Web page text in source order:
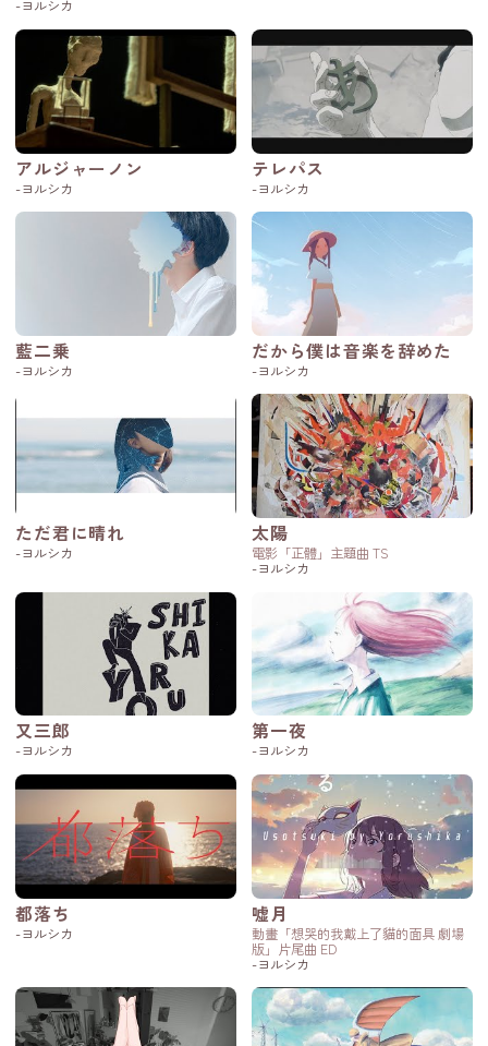
-ヨルシカ
アルジャーノン
-ヨルシカ
テレパス
-ヨルシカ
藍二乗
-ヨルシカ
だから僕は音楽を辞めた
-ヨルシカ
ただ君に晴れ
-ヨルシカ
太陽
電影「正體」主題曲 TS
-ヨルシカ
又三郎
-ヨルシカ
第一夜
-ヨルシカ
都落ち
-ヨルシカ
嘘月
動畫「想哭的我戴上了貓的面具 劇場
版」片尾曲 ED
-ヨルシカ